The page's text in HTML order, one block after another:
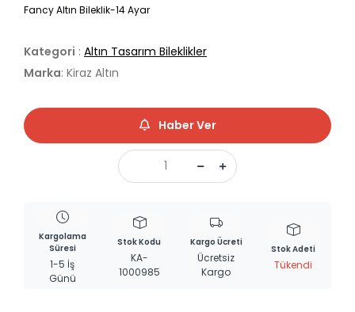
Fancy Altın Bileklik-14 Ayar
Kategori : Altın Tasarım Bileklikler
Marka: Kiraz Altın
Haber Ver
Kargolama
Süresi
1-5 İş
Günü
Stok Kodu
KA-
1000985
Kargo Ücreti
Ücretsiz
Kargo
Stok Adeti
Tükendi